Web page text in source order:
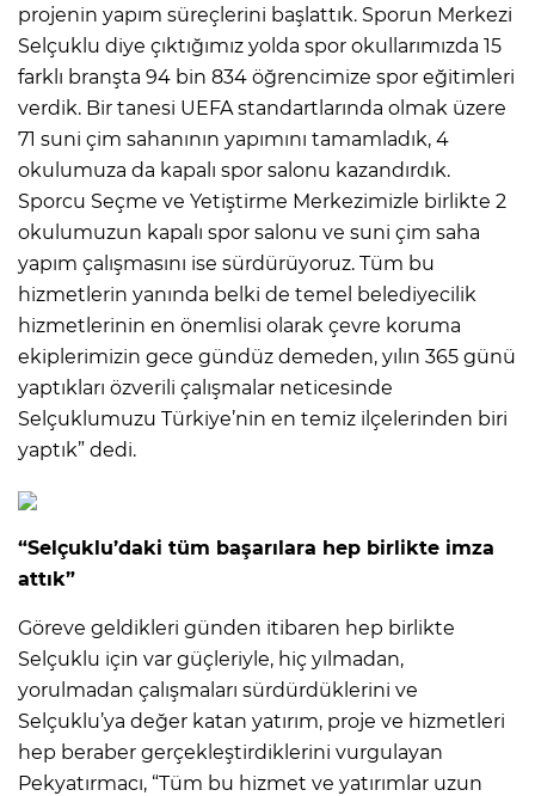
projenin yapım süreçlerini başlattık. Sporun Merkezi
Selçuklu diye çıktığımız yolda spor okullarımızda 15
farklı branşta 94 bin 834 öğrencimize spor eğitimleri
verdik. Bir tanesi UEFA standartlarında olmak üzere
71 suni çim sahanının yapımını tamamladık, 4
okulumuza da kapalı spor salonu kazandırdık.
Sporcu Seçme ve Yetiştirme Merkezimizle birlikte 2
okulumuzun kapalı spor salonu ve suni çim saha
yapım çalışmasını ise sürdürüyoruz. Tüm bu
hizmetlerin yanında belki de temel belediyecilik
hizmetlerinin en önemlisi olarak çevre koruma
ekiplerimizin gece gündüz demeden, yılın 365 günü
yaptıkları özverili çalışmalar neticesinde
Selçuklumuzu Türkiye’nin en temiz ilçelerinden biri
yaptık” dedi.
“Selçuklu’daki tüm başarılara hep birlikte imza
attık”
Göreve geldikleri günden itibaren hep birlikte
Selçuklu için var güçleriyle, hiç yılmadan,
yorulmadan çalışmaları sürdürdüklerini ve
Selçuklu’ya değer katan yatırım, proje ve hizmetleri
hep beraber gerçekleştirdiklerini vurgulayan
Pekyatırmacı, “Tüm bu hizmet ve yatırımlar uzun